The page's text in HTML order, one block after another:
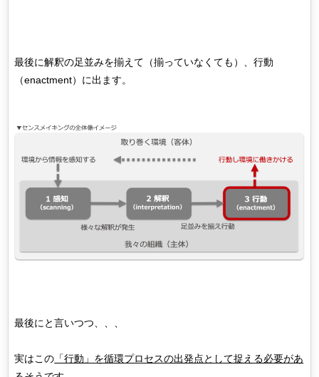
最後に解釈の足並みを揃えて（揃っていなくても）、行動
（enactment）に出ます。
最後にと言いつつ、、、
実はこの 「行動」を循環プロセスの出発点として捉える必要があ